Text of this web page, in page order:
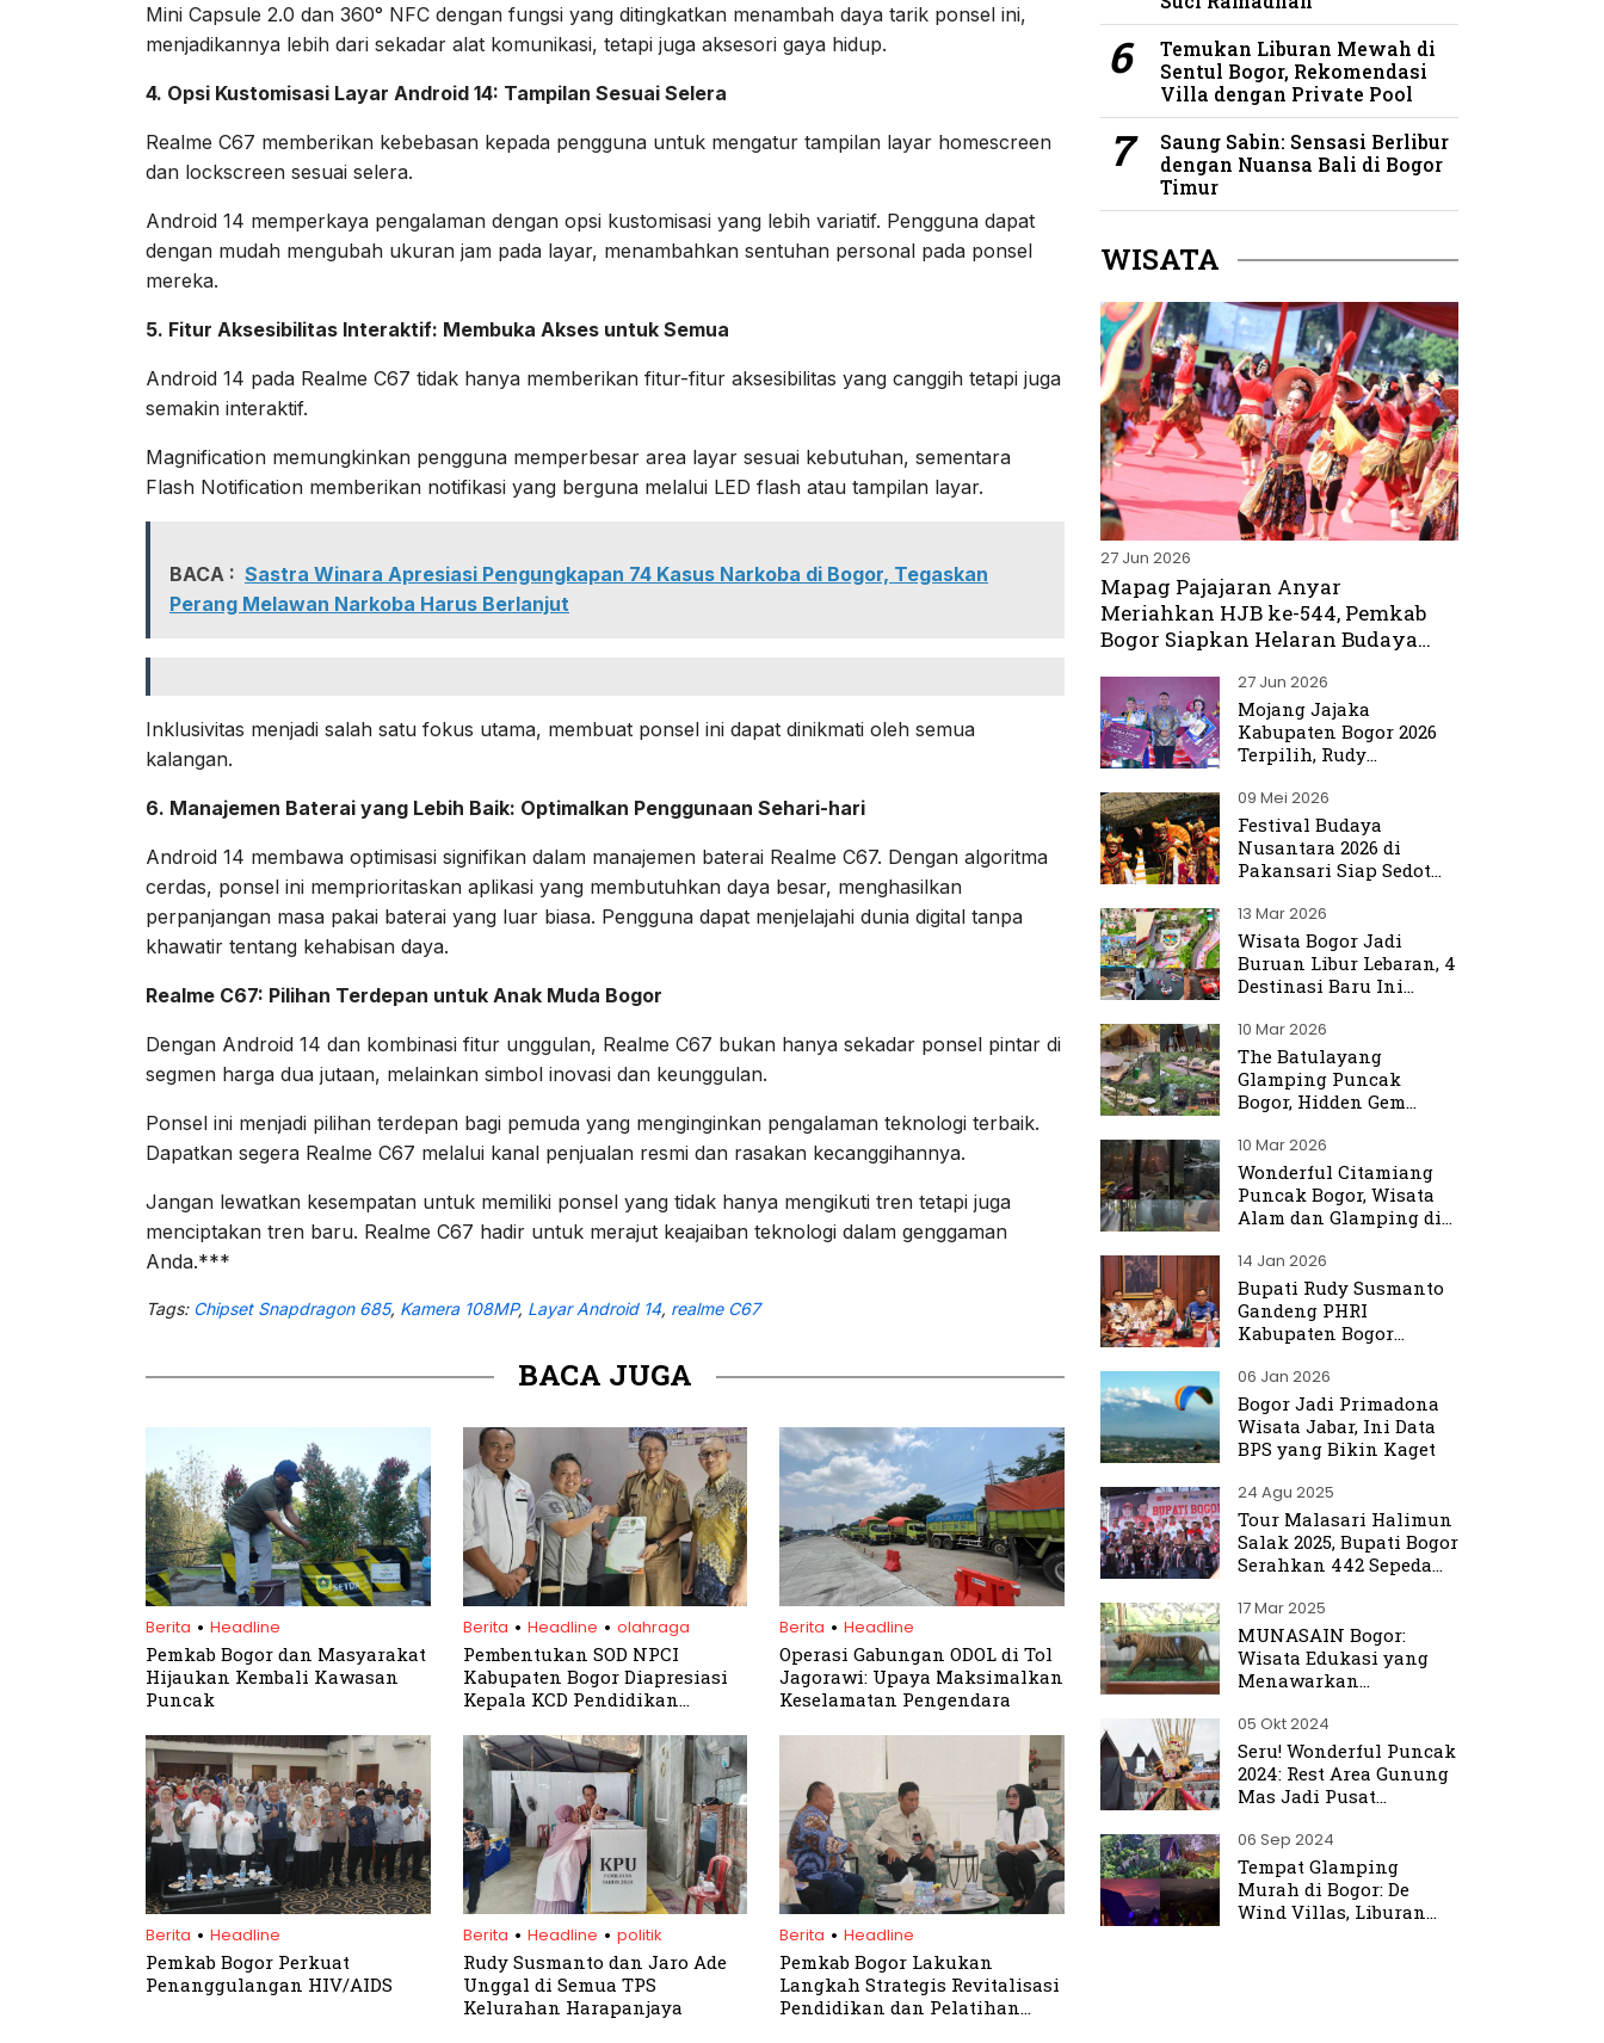
Mini Capsule 2.0 dan 360° NFC dengan fungsi yang ditingkatkan menambah daya tarik ponsel ini,
menjadikannya lebih dari sekadar alat komunikasi, tetapi juga aksesori gaya hidup.
4. Opsi Kustomisasi Layar Android 14: Tampilan Sesuai Selera
Realme C67 memberikan kebebasan kepada pengguna untuk mengatur tampilan layar homescreen
dan lockscreen sesuai selera.
Android 14 memperkaya pengalaman dengan opsi kustomisasi yang lebih variatif. Pengguna dapat
dengan mudah mengubah ukuran jam pada layar, menambahkan sentuhan personal pada ponsel
mereka.
5. Fitur Aksesibilitas Interaktif: Membuka Akses untuk Semua
Android 14 pada Realme C67 tidak hanya memberikan fitur-fitur aksesibilitas yang canggih tetapi juga
semakin interaktif.
Magnification memungkinkan pengguna memperbesar area layar sesuai kebutuhan, sementara
Flash Notification memberikan notifikasi yang berguna melalui LED flash atau tampilan layar.
BACA : Sastra Winara Apresiasi Pengungkapan 74 Kasus Narkoba di Bogor, Tegaskan
Perang Melawan Narkoba Harus Berlanjut
Inklusivitas menjadi salah satu fokus utama, membuat ponsel ini dapat dinikmati oleh semua
kalangan.
6. Manajemen Baterai yang Lebih Baik: Optimalkan Penggunaan Sehari-hari
Android 14 membawa optimisasi signifikan dalam manajemen baterai Realme C67. Dengan algoritma
cerdas, ponsel ini memprioritaskan aplikasi yang membutuhkan daya besar, menghasilkan
perpanjangan masa pakai baterai yang luar biasa. Pengguna dapat menjelajahi dunia digital tanpa
khawatir tentang kehabisan daya.
Realme C67: Pilihan Terdepan untuk Anak Muda Bogor
Dengan Android 14 dan kombinasi fitur unggulan, Realme C67 bukan hanya sekadar ponsel pintar di
segmen harga dua jutaan, melainkan simbol inovasi dan keunggulan.
Ponsel ini menjadi pilihan terdepan bagi pemuda yang menginginkan pengalaman teknologi terbaik.
Dapatkan segera Realme C67 melalui kanal penjualan resmi dan rasakan kecanggihannya.
Jangan lewatkan kesempatan untuk memiliki ponsel yang tidak hanya mengikuti tren tetapi juga
menciptakan tren baru. Realme C67 hadir untuk merajut keajaiban teknologi dalam genggaman
Anda.***
Tags: Chipset Snapdragon 685, Kamera 108MP, Layar Android 14, realme C67
BACA JUGA
Berita . Headline
Pemkab Bogor dan Masyarakat
Hijaukan Kembali Kawasan
Puncak
Berita . Headline . olahraga
Pembentukan SOD NPCI
Kabupaten Bogor Diapresiasi
Kepala KCD Pendidikan
Berita . Headline
Operasi Gabungan ODOL di Tol
Jagorawi: Upaya Maksimalkan
Keselamatan Pengendara
Berita . Headline
Pemkab Bogor Perkuat
Penanggulangan HIV/AIDS
Berita . Headline . politik
Rudy Susmanto dan Jaro Ade
Unggal di Semua TPS
Kelurahan Harapanjaya
Berita . Headline
Pemkab Bogor Lakukan
Langkah Strategis Revitalisasi
Pendidikan dan Pelatihan
Temukan Liburan Mewah di
Sentul Bogor, Rekomendasi
Villa dengan Private Pool
Saung Sabin: Sensasi Berlibur
dengan Nuansa Bali di Bogor
Timur
WISATA
27 Jun 2026
Mapag Pajajaran Anyar
Meriahkan HJB ke-544, Pemkab
Bogor Siapkan Helaran Budaya
27 Jun 2026
Mojang Jajaka
Kabupaten Bogor 2026
Terpilih, Rudy
Promosikan Bogor ke
Dunia
09 Mei 2026
Festival Budaya
Nusantara 2026 di
Pakansari Siap Sedot
13 Mar 2026
Wisata Bogor Jadi
Buruan Libur Lebaran, 4
Destinasi Baru Ini
10 Mar 2026
The Batulayang
Glamping Puncak
Bogor, Hidden Gem
yang Menenangkan
10 Mar 2026
Wonderful Citamiang
Puncak Bogor, Wisata
Alam dan Glamping di
14 Jan 2026
Bupati Rudy Susmanto
Gandeng PHRI
Kabupaten Bogor
Sektor Pariwisata
06 Jan 2026
Bogor Jadi Primadona
Wisata Jabar, Ini Data
BPS yang Bikin Kaget
24 Agu 2025
Tour Malasari Halimun
Salak 2025, Bupati Bogor
Serahkan 442 Sepeda
17 Mar 2025
MUNASAIN Bogor:
Wisata Edukasi yang
Menawarkan
dari Kebun Raya Bogor
05 Okt 2024
Seru! Wonderful Puncak
2024: Rest Area Gunung
Mas Jadi Pusat
06 Sep 2024
Tempat Glamping
Murah di Bogor: De
Wind Villas, Liburan